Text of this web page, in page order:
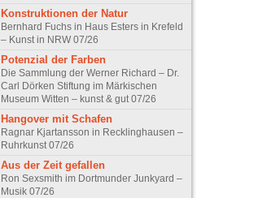
Konstruktionen der Natur
Bernhard Fuchs in Haus Esters in Krefeld
– Kunst in NRW 07/26
Potenzial der Farben
Die Sammlung der Werner Richard – Dr.
Carl Dörken Stiftung im Märkischen
Museum Witten – kunst & gut 07/26
Hangover mit Schafen
Ragnar Kjartansson in Recklinghausen –
Ruhrkunst 07/26
Aus der Zeit gefallen
Ron Sexsmith im Dortmunder Junkyard –
Musik 07/26